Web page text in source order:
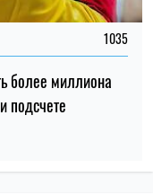
о продаже
учителям
–